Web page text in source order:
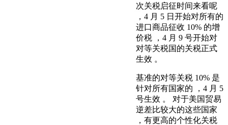
次关税启征时间来看呢
，4 月 5 日开始对所有的
进口商品征收 10% 的增
价税 ，4 月 9 号开始对
对等关税国的关税正式
生效 。
基准的对等关税 10% 是
针对所有国家的 ，4 月 5
号生效 。 对于美国贸易
逆差比较大的这些国家
，有更高的个性化关税